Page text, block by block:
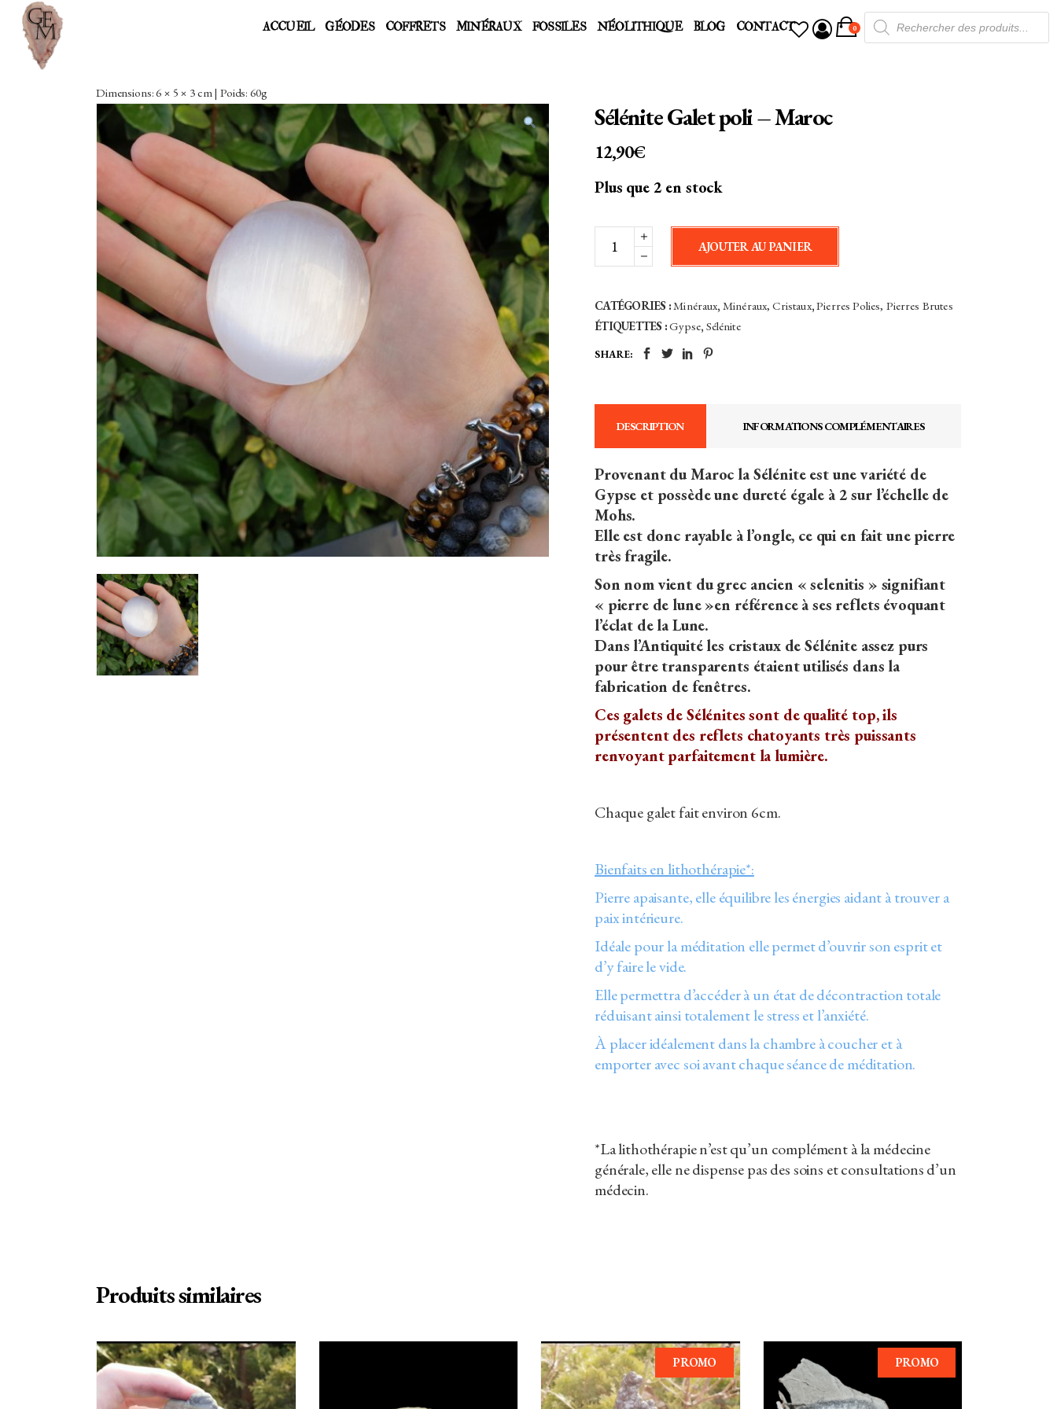
ACCUEIL GÉODES COFFRETS MINÉRAUX FOSSILES NÉOLITHIQUE BLOG CONTACT 0
Recherche
de
produits
Dimensions: 6 × 5 × 3 cm | Poids: 60g
Sélénite Galet poli – Maroc
12,90€
Plus que 2 en stock
Galet
Maroc
quantity
AJOUTER AU PANIER
CATÉGORIES :Minéraux, Minéraux, Cristaux,Pierres Polies, Pierres Brutes
ÉTIQUETTES :Gypse, Sélénite
SHARE:
DESCRIPTION INFORMATIONS COMPLÉMENTAIRES
Provenant du Maroc la Sélénite est une variété de
Gypse et possède une dureté égale à 2 sur l’échelle de
Mohs.
Elle est donc rayable à l’ongle, ce qui en fait une pierre
très fragile.
Son nom vient du grec ancien « selenitis » signifiant
« pierre de lune »en référence à ses reflets évoquant
l’éclat de la Lune.
Dans l’Antiquité les cristaux de Sélénite assez purs
pour être transparents étaient utilisés dans la
fabrication de fenêtres.
Ces galets de Sélénites sont de qualité top, ils
présentent des reflets chatoyants très puissants
renvoyant parfaitement la lumière.
Chaque galet fait environ 6cm.
Bienfaits en lithothérapie*:
Pierre apaisante, elle équilibre les énergies aidant à trouver a
paix intérieure.
Idéale pour la méditation elle permet d’ouvrir son esprit et
d’y faire le vide.
Elle permettra d’accéder à un état de décontraction totale
réduisant ainsi totalement le stress et l’anxiété.
À placer idéalement dans la chambre à coucher et à
emporter avec soi avant chaque séance de méditation.
*La lithothérapie n’est qu’un complément à la médecine
générale, elle ne dispense pas des soins et consultations d’un
médecin.
Produits similaires
PROMO PROMO